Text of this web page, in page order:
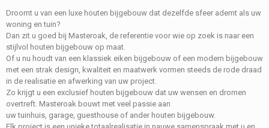
Droomt u van een luxe houten bijgebouw dat dezelfde sfeer ademt als uw
woning en tuin?
Dan zit u goed bij Masteroak, de referentie voor wie op zoek is naar een
stijlvol houten bijgebouw op maat.
Of u nu houdt van een klassiek eiken bijgebouw of een modern bijgebouw
met een strak design, kwaliteit en maatwerk vormen steeds de rode draad
in de realisatie en afwerking van uw project.
Zo krijgt u een exclusief houten bijgebouw dat uw wensen en dromen
overtreft. Masteroak bouwt met veel passie aan
uw tuinhuis, garage, guesthouse of ander houten bijgebouw.